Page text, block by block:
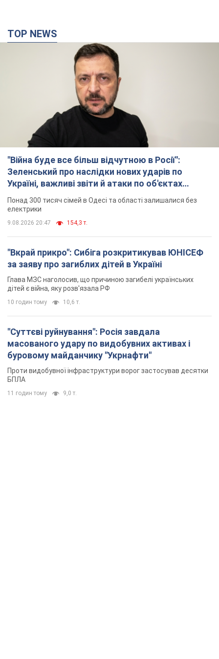
TOP NEWS
"Війна буде все більш відчутною в Росії":
Зеленський про наслідки нових ударів по
Україні, важливі звіти й атаки по об'єктах
ворога. Відео
Понад 300 тисяч сімей в Одесі та області залишалися без
електрики
9.08.2026 20:47 154,3 т.
"Вкрай прикро": Сибіга розкритикував ЮНІСЕФ
за заяву про загиблих дітей в Україні
Глава МЗС наголосив, що причиною загибелі українських
дітей є війна, яку розв'язала РФ
10 годин тому 10,6 т.
"Суттєві руйнування": Росія завдала
масованого удару по видобувних активах і
буровому майданчику "Укрнафти"
Проти видобувної інфраструктури ворог застосував десятки
БПЛА
11 годин тому 9,0 т.